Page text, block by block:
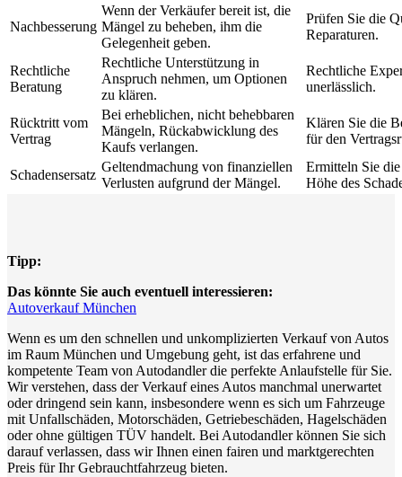
Nachbesserung
Wenn der Verkäufer bereit ist, die
Mängel zu beheben, ihm die
Gelegenheit geben.
Prüfen Sie die
Reparaturen.
Rechtliche
Beratung
Rechtliche Unterstützung in
Anspruch nehmen, um Optionen
zu klären.
Rechtliche
unerlässlich.
Rücktritt vom
Vertrag
Bei erheblichen, nicht behebbaren
Mängeln, Rückabwicklung des
Kaufs verlangen.
Klären Sie die
für den
Schadensersatz
Geltendmachung von finanziellen
Verlusten aufgrund der Mängel.
Ermitteln Sie die
Höhe des
Tipp:
Das könnte Sie auch eventuell interessieren:
Autoverkauf München
Wenn es um den schnellen und unkomplizierten Verkauf von Autos
im Raum München und Umgebung geht, ist das erfahrene und
kompetente Team von Autodandler die perfekte Anlaufstelle für Sie.
Wir verstehen, dass der Verkauf eines Autos manchmal unerwartet
oder dringend sein kann, insbesondere wenn es sich um Fahrzeuge
mit Unfallschäden, Motorschäden, Getriebeschäden, Hagelschäden
oder ohne gültigen TÜV handelt. Bei Autodandler können Sie sich
darauf verlassen, dass wir Ihnen einen fairen und marktgerechten
Preis für Ihr Gebrauchtfahrzeug bieten.